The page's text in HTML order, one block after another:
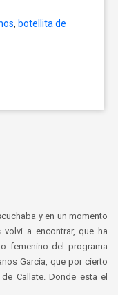
, botellita de
y en un momento
a encontrar, que ha
femenino del programa
Garcia, que por cierto
Callate. Donde esta el